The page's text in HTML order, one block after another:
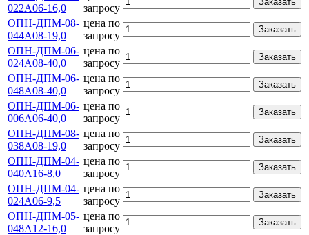
022А06-16,0
запросу
ОПН-ДПМ-08-
044А08-19,0
цена по
запросу
Заказать
ОПН-ДПМ-06-
024А08-40,0
цена по
запросу
Заказать
ОПН-ДПМ-06-
048А08-40,0
цена по
запросу
Заказать
ОПН-ДПМ-06-
006А06-40,0
цена по
запросу
Заказать
ОПН-ДПМ-08-
038А08-19,0
цена по
запросу
Заказать
ОПН-ДПМ-04-
040А16-8,0
цена по
запросу
Заказать
ОПН-ДПМ-04-
024А06-9,5
цена по
запросу
Заказать
ОПН-ДПМ-05-
048А12-16,0
цена по
запросу
Заказать